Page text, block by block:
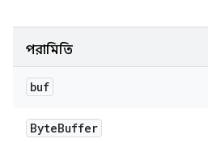
পরামিতি
buf
ByteBuffer